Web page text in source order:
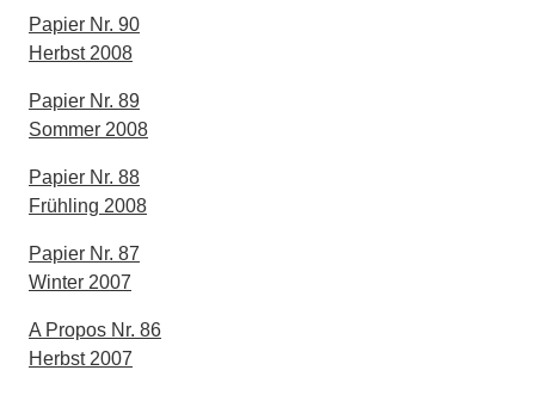
Papier Nr. 90
Herbst 2008
Papier Nr. 89
Sommer 2008
Papier Nr. 88
Frühling 2008
Papier Nr. 87
Winter 2007
A Propos Nr. 86
Herbst 2007